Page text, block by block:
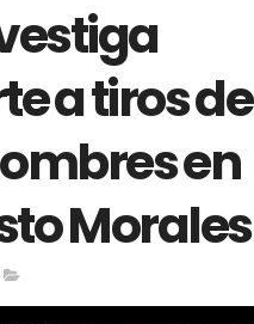
a tiros de
en
Morales